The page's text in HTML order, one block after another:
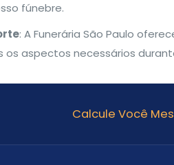
fúnebre.
: A Funerária São Paulo
os aspectos necessários
Calcule Você